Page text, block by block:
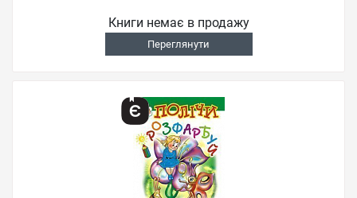
Книги немає в продажу
Переглянути